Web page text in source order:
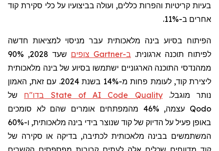
בעיות קריטיות והפרות כללים, ועולה בביצועיו על כלי סקירת קוד
אחרים ב-11%.
הפיתוח בסיוע בינה מלאכותית עבר מניסוי למציאות חדשה
לפיתוח תוכנה ארגונית. ב-Gartner צופים
שעד 2028, 90%
ממהנדסי התוכנה הארגוניים ישתמשו בסיוע של בינה מלאכותית
ליצירת קוד, לעומת פחות מ-14% בשנת 2024. עם זאת, האמון
נותר מוגבל.בדו"ח State of AI Code Quality
של
Qodo עצמה, 46% מהמפתחים אומרים שהם לא סומכים
באופן פעיל על הדיוק של קוד שנוצר בידי בינה מלאכותית, ו-60%
המשתמשים בבינה מלאכותית לכתיבה, בדיקה או סקירה של